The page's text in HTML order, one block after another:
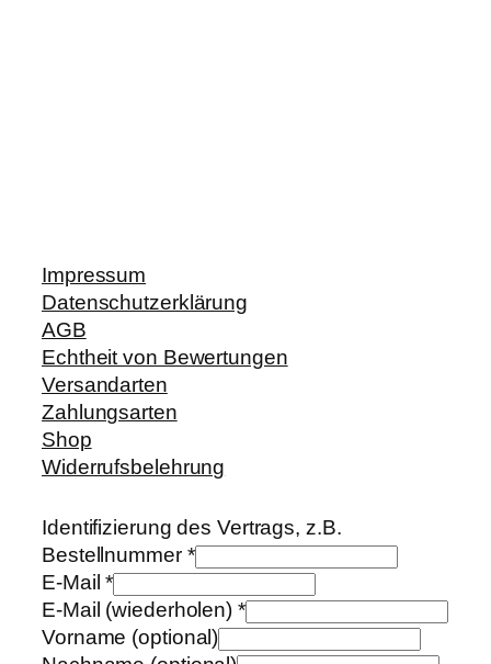
Impressum
Datenschutzerklärung
AGB
Echtheit von Bewertungen
Versandarten
Zahlungsarten
Shop
Widerrufsbelehrung
Identifizierung des Vertrags, z.B.
Bestellnummer *
E-Mail*
E-Mail (wiederholen) *
Vorname (optional)